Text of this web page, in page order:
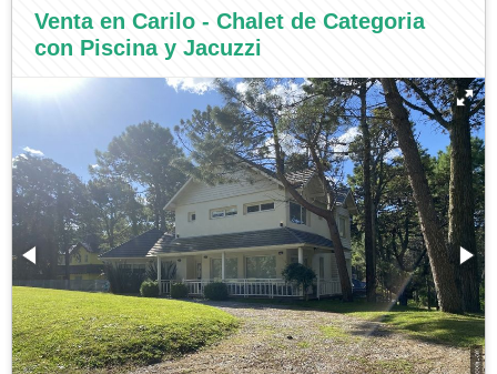
Venta en Carilo - Chalet de Categoria
con Piscina y Jacuzzi